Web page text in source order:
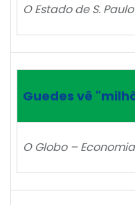
O Estado de S.
Guedes vê
O Globo –